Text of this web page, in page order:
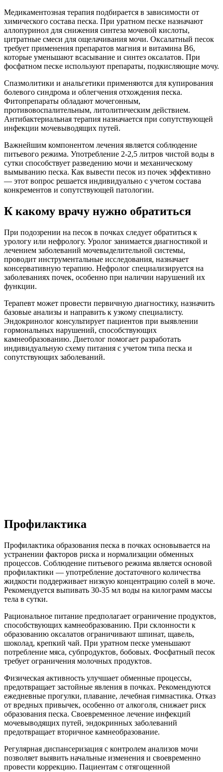
Медикаментозная терапия подбирается в зависимости от
химического состава песка. При уратном песке назначают
аллопуринол для снижения синтеза мочевой кислоты,
цитратные смеси для ощелачивания мочи. Оксалатный песок
требует применения препаратов магния и витамина В6,
которые уменьшают всасывание и синтез оксалатов. При
фосфатном песке используют препараты, подкисляющие мочу.
Спазмолитики и анальгетики применяются для купирования
болевого синдрома и облегчения отхождения песка.
Фитопрепараты обладают мочегонным,
противовоспалительным, литолитическим действием.
Антибактериальная терапия назначается при сопутствующей
инфекции мочевыводящих путей.
Важнейшим компонентом лечения является соблюдение
питьевого режима. Употребление 2-2,5 литров чистой воды в
сутки способствует разведению мочи и механическому
вымыванию песка. Как вывести песок из почек эффективно
— этот вопрос решается индивидуально с учетом состава
конкрементов и сопутствующей патологии.
К какому врачу нужно обратиться
При подозрении на песок в почках следует обратиться к
урологу или нефрологу. Уролог занимается диагностикой и
лечением заболеваний мочевыделительной системы,
проводит инструментальные исследования, назначает
консервативную терапию. Нефролог специализируется на
заболеваниях почек, особенно при наличии нарушений их
функции.
Терапевт может провести первичную диагностику, назначить
базовые анализы и направить к узкому специалисту.
Эндокринолог консультирует пациентов при выявлении
гормональных нарушений, способствующих
камнеобразованию. Диетолог помогает разработать
индивидуальную схему питания с учетом типа песка и
сопутствующих заболеваний.
Профилактика
Профилактика образования песка в почках основывается на
устранении факторов риска и нормализации обменных
процессов. Соблюдение питьевого режима является основой
профилактики — употребление достаточного количества
жидкости поддерживает низкую концентрацию солей в моче.
Рекомендуется выпивать 30-35 мл воды на килограмм массы
тела в сутки.
Рациональное питание предполагает ограничение продуктов,
способствующих камнеобразованию. При склонности к
образованию оксалатов ограничивают шпинат, щавель,
шоколад, крепкий чай. При уратном песке уменьшают
потребление мяса, субпродуктов, бобовых. Фосфатный песок
требует ограничения молочных продуктов.
Физическая активность улучшает обменные процессы,
предотвращает застойные явления в почках. Рекомендуются
ежедневные прогулки, плавание, лечебная гимнастика. Отказ
от вредных привычек, особенно от алкоголя, снижает риск
образования песка. Своевременное лечение инфекций
мочевыводящих путей, эндокринных заболеваний
предотвращает вторичное камнеобразование.
Регулярная диспансеризация с контролем анализов мочи
позволяет выявить начальные изменения и своевременно
провести коррекцию. Пациентам с отягощенной